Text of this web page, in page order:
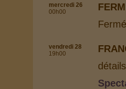
mercredi 26
00h00
vendredi 28
19h00